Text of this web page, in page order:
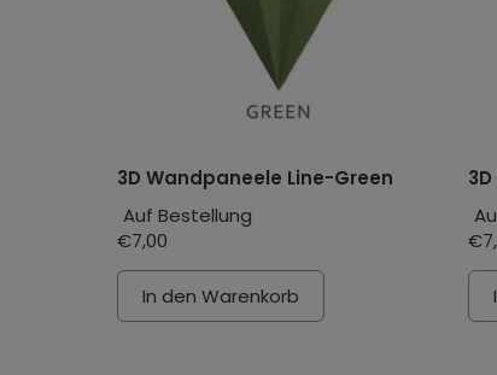
3D Wandpaneele Line-Green
Auf Bestellung
€7,00
In den Warenkorb